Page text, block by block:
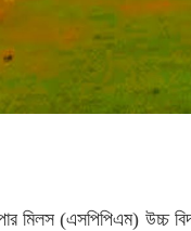
মিলস (এসপিপিএম) উচ্চ